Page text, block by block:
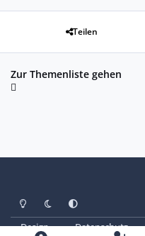
Teilen
Zur Themenliste gehen
Heller ModusDunkler Modus
Systemeinstellung
Design Datenschutz